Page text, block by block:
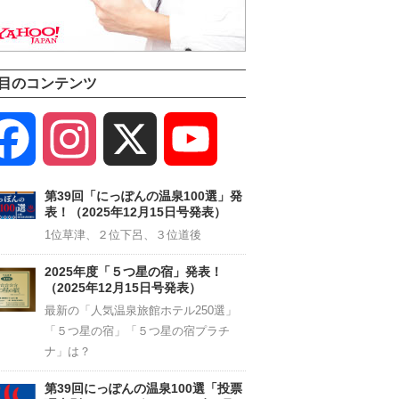
のコンテンツ
Facebook Instagram
Channel
第39回「にっぽんの温泉100選」発
表！（2025年12月15日号発表）
1位草津、２位下呂、３位道後
2025年度「５つ星の宿」発表！
（2025年12月15日号発表）
最新の「人気温泉旅館ホテル250選」
「５つ星の宿」「５つ星の宿プラチ
ナ」は？
第39回にっぽんの温泉100選「投票